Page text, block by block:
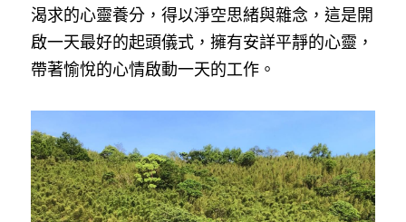
渴求的心靈養分，得以淨空思緒與雜念，這是開
啟一天最好的起頭儀式，擁有安詳平靜的心靈，
帶著愉悅的心情啟動一天的工作。